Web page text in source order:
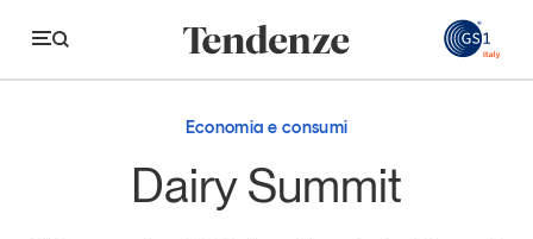
Tendenze
Economia e consumi
Dairy Summit